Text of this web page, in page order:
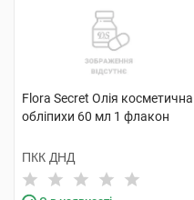
Flora Secret Олія косметична
обліпихи 60 мл 1 флакон
ПКК ДНД